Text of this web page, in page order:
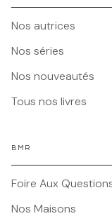
Nos autrices
Nos séries
Nos nouveautés
Tous nos livres
BMR
Foire Aux
Nos Maisons